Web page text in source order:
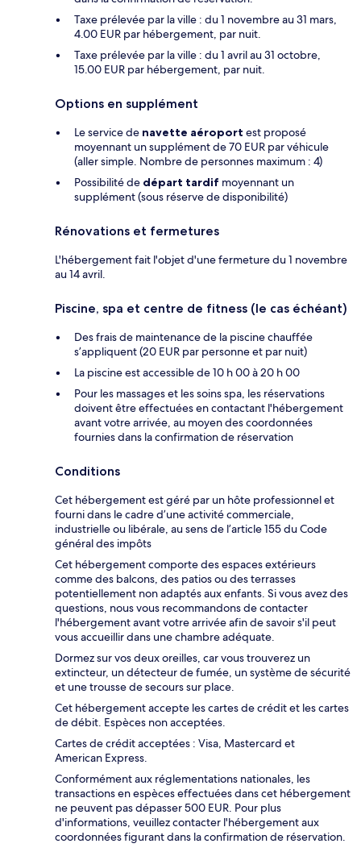
Taxe prélevée par la ville : du 1 novembre au 31 mars,
4.00 EUR par hébergement, par nuit.
Taxe prélevée par la ville : du 1 avril au 31 octobre,
15.00 EUR par hébergement, par nuit.
Options en supplément
Le service de navette aéroport est proposé
moyennant un supplément de 70 EUR par véhicule
(aller simple. Nombre de personnes maximum : 4)
Possibilité de départ tardif moyennant un
supplément (sous réserve de disponibilité)
Rénovations et fermetures
L'hébergement fait l'objet d'une fermeture du 1 novembre
au 14 avril.
Piscine, spa et centre de fitness (le cas échéant)
Des frais de maintenance de la piscine chauffée
s’appliquent (20 EUR par personne et par nuit)
La piscine est accessible de 10 h 00 à 20 h 00
Pour les massages et les soins spa, les réservations
doivent être effectuées en contactant l'hébergement
avant votre arrivée, au moyen des coordonnées
fournies dans la confirmation de réservation
Conditions
Cet hébergement est géré par un hôte professionnel et
fourni dans le cadre d’une activité commerciale,
industrielle ou libérale, au sens de l’article 155 du Code
général des impôts
Cet hébergement comporte des espaces extérieurs
comme des balcons, des patios ou des terrasses
potentiellement non adaptés aux enfants. Si vous avez des
questions, nous vous recommandons de contacter
l'hébergement avant votre arrivée afin de savoir s'il peut
vous accueillir dans une chambre adéquate.
Dormez sur vos deux oreilles, car vous trouverez un
extincteur, un détecteur de fumée, un système de sécurité
et une trousse de secours sur place.
Cet hébergement accepte les cartes de crédit et les cartes
de débit. Espèces non acceptées.
Cartes de crédit acceptées : Visa, Mastercard et
American Express.
Conformément aux réglementations nationales, les
transactions en espèces effectuées dans cet hébergement
ne peuvent pas dépasser 500 EUR. Pour plus
d'informations, veuillez contacter l'hébergement aux
coordonnées figurant dans la confirmation de réservation.